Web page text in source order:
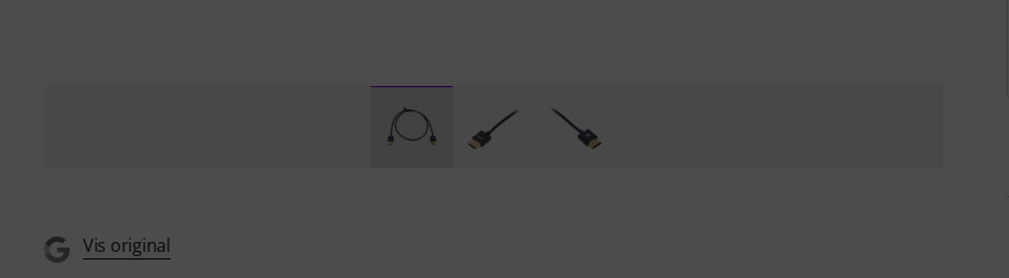
Vis original